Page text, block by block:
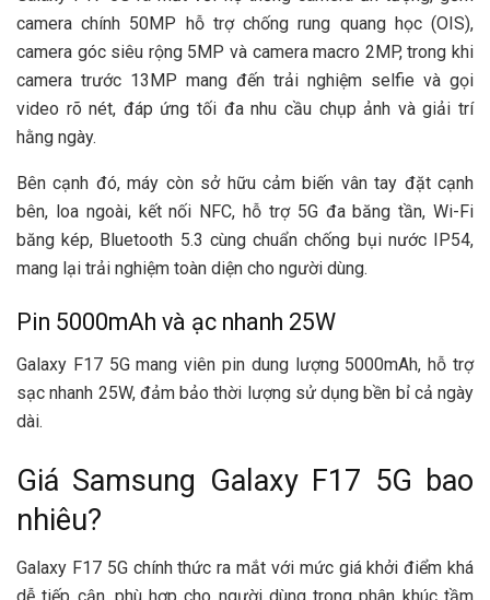
camera chính 50MP hỗ trợ chống rung quang học (OIS),
camera góc siêu rộng 5MP và camera macro 2MP, trong khi
camera trước 13MP mang đến trải nghiệm selfie và gọi
video rõ nét, đáp ứng tối đa nhu cầu chụp ảnh và giải trí
hằng ngày.
Bên cạnh đó, máy còn sở hữu cảm biến vân tay đặt cạnh
bên, loa ngoài, kết nối NFC, hỗ trợ 5G đa băng tần, Wi-Fi
băng kép, Bluetooth 5.3 cùng chuẩn chống bụi nước IP54,
mang lại trải nghiệm toàn diện cho người dùng.
Pin 5000mAh và ạc nhanh 25W
Galaxy F17 5G mang viên pin dung lượng 5000mAh, hỗ trợ
sạc nhanh 25W, đảm bảo thời lượng sử dụng bền bỉ cả ngày
dài.
Giá Samsung Galaxy F17 5G bao
nhiêu?
Galaxy F17 5G chính thức ra mắt với mức giá khởi điểm khá